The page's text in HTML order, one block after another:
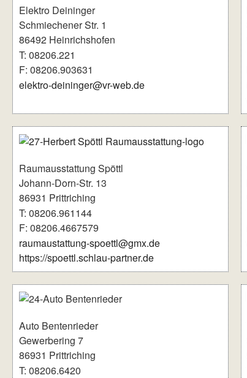
Elektro Deininger
Schmiechener Str. 1
86492 Heinrichshofen
T: 08206.221
F: 08206.903631
elektro-deininger@vr-web.de
Raumausstattung Spöttl
Johann-Dorn-Str. 13
86931 Prittriching
T: 08206.961144
F: 08206.4667579
raumaustattung-spoettl@gmx.de
https://spoettl.schlau-partner.de
Auto Bentenrieder
Gewerbering 7
86931 Prittriching
T: 08206.6420